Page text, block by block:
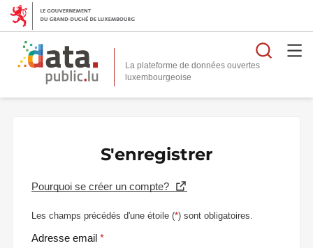
La plateforme de données ouvertes
S'enregistrer
Pourquoi se créer un compte?
Les champs précédés d'une étoile (*) sont obligatoires.
Adresse email